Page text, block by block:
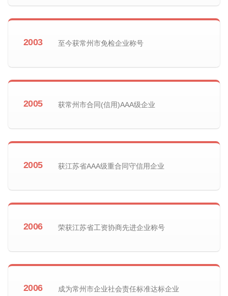
2003 至今获常州市免检企业称号
2005 获常州市合同(信用)AAA级企业
2005 获江苏省AAA级重合同守信用企业
2006 荣获江苏省工资协商先进企业称号
2006 成为常州市企业社会责任标准达标企业